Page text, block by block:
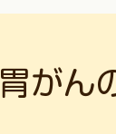
胃がん